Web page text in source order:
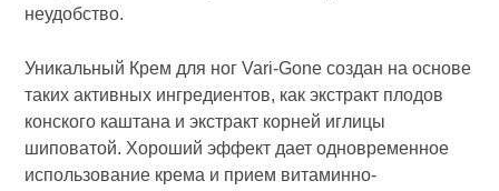
неудобство.
Уникальный Крем для ног Vari-Gone cоздан на основе
таких активных ингредиентов, как экстракт плодов
конского каштана и экстракт корней иглицы
шиповатой. Хороший эффект дает одновременное
использование крема и прием витаминно-